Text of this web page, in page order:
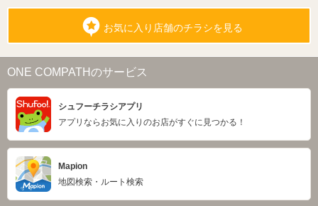
お気に入り店舗のチラシを見る
ONE COMPATHのサービス
シュフーチラシアプリ
アプリならお気に入りのお店がすぐに見つかる！
Mapion
地図検索・ルート検索